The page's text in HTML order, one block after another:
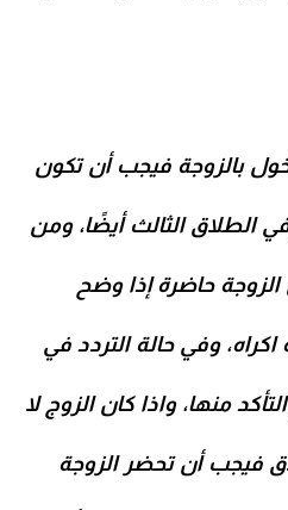
بالزوجة فيجب أن تكون
الطلاق الثالث أيضًا، ومن
حاضرة إذا وضح
وفي حالة التردد في
منها، واذا كان الزوج لا
فيجب أن تحضر الزوجة